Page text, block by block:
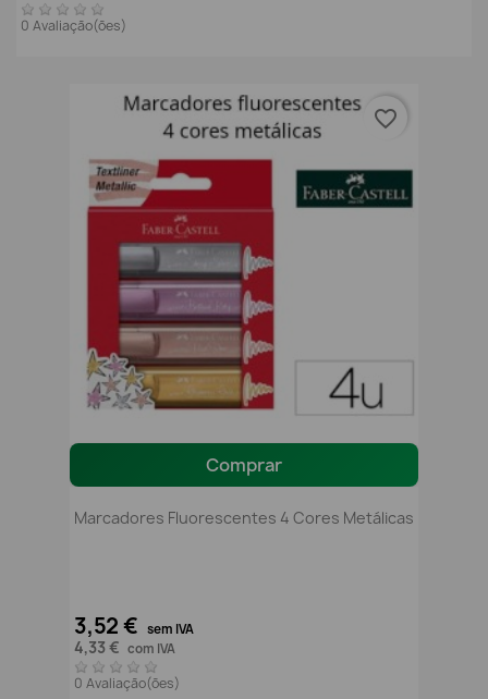
0 Avaliação(ões)
Comprar
Marcadores Fluorescentes 4 Cores Metálicas
3,52 € sem IVA
4,33 € com IVA
0 Avaliação(ões)
favorite_border